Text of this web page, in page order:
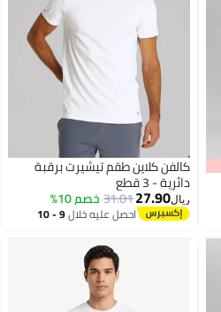
كالفن كلاين طقم تيشيرت برقبة
دائرية - 3 قطع
ريال27.90
31.01خصم 10%
احصل عليه خلال 9 - 10